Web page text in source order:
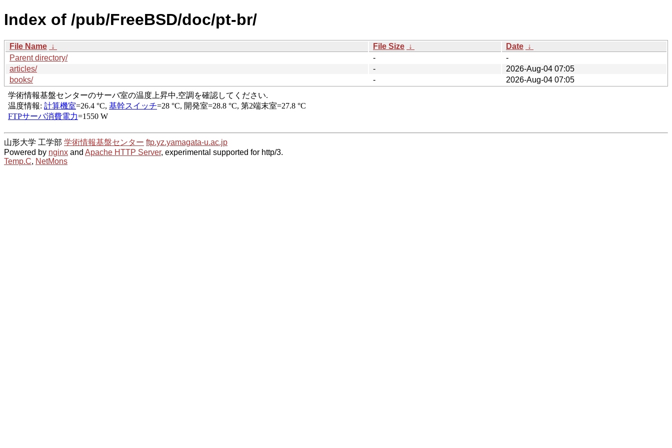
Index of /pub/FreeBSD/doc/pt-br/
File Name ↓ File Size ↓ Date ↓
Parent directory/
-
-
articles/
-
2026-Aug-04 07:05
books/
- 2026-Aug-04 07:05
山形大学 工学部 学術情報基盤センター ftp.yz.yamagata-u.ac.jp
Powered by nginx and Apache HTTP Server, experimental supported for http/3.
Temp.C, NetMons